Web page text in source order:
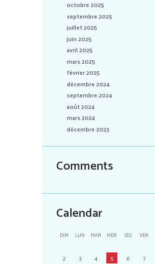
octobre 2025
septembre 2025
juillet 2025
juin 2025
avril 2025
mars 2025
février 2025
décembre 2024
septembre 2024
août 2024
mars 2024
décembre 2023
Comments
Calendar
DIM LUN MAR MER JEU VEN
2
3 4 5 6 7